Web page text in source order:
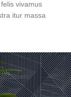
vivamus
itur massa